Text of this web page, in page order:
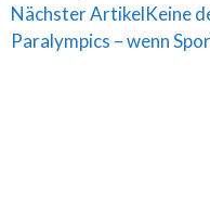
Nächster ArtikelKeine
Paralympics – wenn